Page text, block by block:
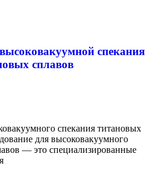
спекания
сплавов
спекания титановых
для высоковакуумного
— это специализированные